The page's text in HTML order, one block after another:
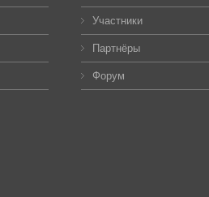
Участники
Партнёры
Форум